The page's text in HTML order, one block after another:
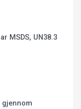
MSDS, UN38.3
gjennom